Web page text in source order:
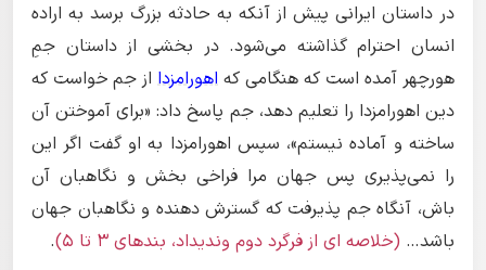
در داستان ایرانی پیش از آنکه به حادثه بزرگ برسد به اراده
انسان احترام گذاشته می‌شود. در بخشی از داستان جمِ
هورچهر آمده است که هنگامی که اهورامزدا از جم خواست که
دین اهورامزدا را تعلیم دهد، جم پاسخ داد: «برای آموختن آن
ساخته و آماده نیستم»، سپس اهورامزدا به او گفت اگر این
را نمی‌پذیری پس جهان مرا فراخی بخش و نگاهبان آن
باش، آنگاه جم پذیرفت که گسترش دهنده و نگاهبان جهان
باشد… (خلاصه ای از فرگرد دوم وندیداد، بندهای ۳ تا ۵)
.